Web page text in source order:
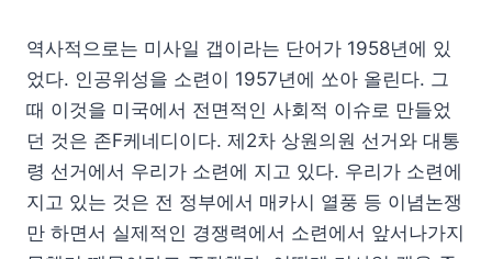
역사적으로는 미사일 갭이라는 단어가 1958년에 있
었다. 인공위성을 소련이 1957년에 쏘아 올린다. 그
때 이것을 미국에서 전면적인 사회적 이슈로 만들었
던 것은 존F케네디이다. 제2차 상원의원 선거와 대통
령 선거에서 우리가 소련에 지고 있다. 우리가 소련에
지고 있는 것은 전 정부에서 매카시 열풍 등 이념논쟁
만 하면서 실제적인 경쟁력에서 소련에서 앞서나가지